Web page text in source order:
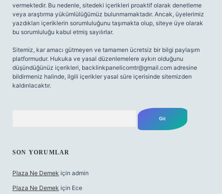
vermektedir. Bu nedenle, sitedeki içerikleri proaktif olarak denetleme
veya araştırma yükümlülüğümüz bulunmamaktadır. Ancak, üyelerimiz
yazdıkları içeriklerin sorumluluğunu taşımakta olup, siteye üye olarak
bu sorumluluğu kabul etmiş sayılırlar.
Sitemiz, kar amacı gütmeyen ve tamamen ücretsiz bir bilgi paylaşım
platformudur. Hukuka ve yasal düzenlemelere aykırı olduğunu
düşündüğünüz içerikleri, backlinkpanelicomtr@gmail.com adresine
bildirmeniz halinde, ilgili içerikler yasal süre içerisinde sitemizden
kaldırılacaktır.
SON YORUMLAR
Plaza Ne Demek için admin
Plaza Ne Demek için Ece